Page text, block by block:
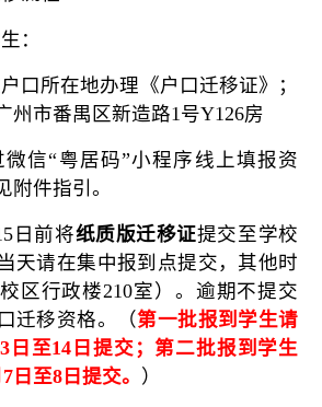
：
户口所在地办理《户口迁移证》；
州市番禺区新造路1号Y126房
微信“粤居码”小程序线上填报资
附件指引。
日前将纸质版迁移证提交至学校
天请在集中报到点提交，其他时
区行政楼210室） 。逾期不提交
迁移资格。
（第一批报到学生请
日至14日提交；第二批报到学生
日至8日提交。 ）